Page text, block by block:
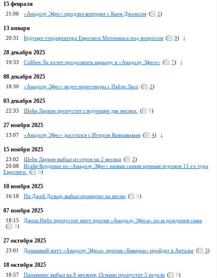
15 февраля
21:06 «Анадолу Эфес» продлил контракт с Каем Джонсом ( 1)
13 января
20:31 Будущее гендиректора Евролиги Мотеюнаса под вопросом ( 9)
28 декабря 2025
19:33 Сэйбен Ли хочет продолжить карьеру в «Анадолу Эфесе» ( 7)
08 декабря 2025
18:30 «Анадолу Эфес» ведет переговоры с Пабло Ласо ( 2)
03 декабря 2025
22:33 Шейн Ларкин пропустит следующие два месяца. ( 0)
27 ноября 2025
13:07 «Анадолу Эфес» расстался c Игором Кокошковым ( 4)
15 ноября 2025
23:02 Шейн Ларкин выбыл из строя на 2 месяца ( 2)
20:08
Исайя Кординье из «Анадолу Эфес» назван самым ценным игроком 11-го тура
Евролиги
( 0)
10 ноября 2025
16:18 Пи Джей Дозьер выбыл примерно на месяц ( 0)
07 ноября 2025
18:15
Джош Нибо пропустит матч против «Анадолу Эфеса» из-за рождения сына
(
0)
27 октября 2025
23:01 Домашний матч «Анадолу Эфеса» против «Баварии» пройдет в Анталье ( 3)
18 октября 2025
18:57 Папаяннис выбыл на 8 месяцев, Османи пропустит 3 недели ( 0)